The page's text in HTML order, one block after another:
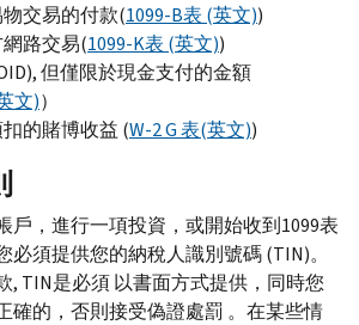
交易的付款(1099-B表 (英文))
路交易(1099-K表 (英文))
), 但僅限於現金支付的金額
文)）
的賭博收益 (W-2G表(英文))
戶，進行一項投資，或開始收到1099表
必須提供您的納稅人識別號碼 (TIN)。
, TIN是必須 以書面方式提供，同時您
確的，否則接受偽證處罰 。在某些情